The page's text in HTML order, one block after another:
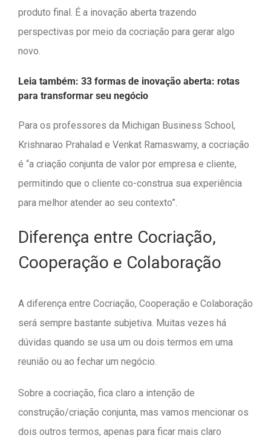
produto final. É a inovação aberta trazendo
perspectivas por meio da cocriação para gerar algo
novo.
Leia também: 33 formas de inovação aberta: rotas
para transformar seu negócio
Para os professores da Michigan Business School,
Krishnarao Prahalad e Venkat Ramaswamy, a cocriação
é “a criação conjunta de valor por empresa e cliente,
permitindo que o cliente co-construa sua experiência
para melhor atender ao seu contexto”.
Diferença entre Cocriação,
Cooperação e Colaboração
A diferença entre Cocriação, Cooperação e Colaboração
será sempre bastante subjetiva. Muitas vezes há
dúvidas quando se usa um ou dois termos em uma
reunião ou ao fechar um negócio.
Sobre a cocriação, fica claro a intenção de
construção/criação conjunta, mas vamos mencionar os
dois outros termos, apenas para ficar mais claro